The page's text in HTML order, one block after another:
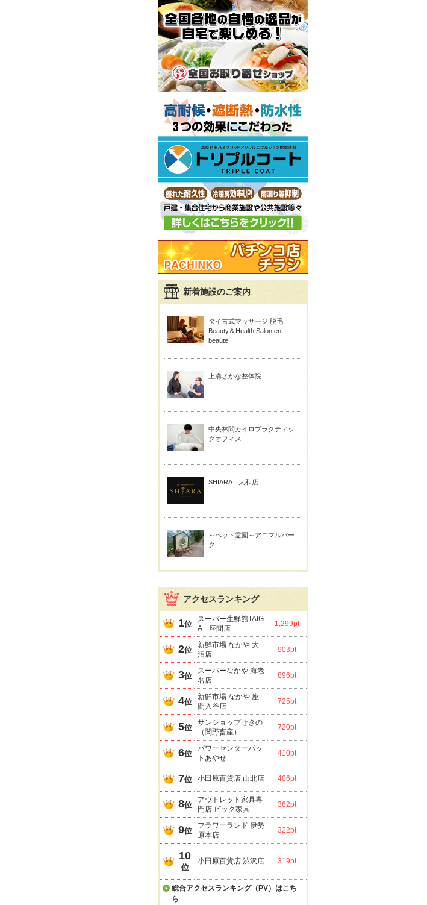
新着施設のご案内
タイ古式マッサージ 脱毛
Beauty＆Health Salon en
beaute
上溝さかな整体院
中央林間カイロプラクティッ
クオフィス
SHIARA 大和店
～ペット霊園～アニマルパー
ク
アクセスランキング
1位
スーパー生鮮館TAIG
A 座間店
1,299pt
2位
新鮮市場 なかや 大
沼店
903pt
3位
スーパーなかや 海老
名店
896pt
4位
新鮮市場 なかや 座
間入谷店
725pt
5位
サンショップせきの
（関野畜産）
720pt
6位
パワーセンターパッ
トあやせ
410pt
7位 小田原百貨店 山北店 406pt
8位
アウトレット家具専
門店 ビック家具
362pt
9位
フラワーランド 伊勢
原本店
322pt
10
位
小田原百貨店 渋沢店 319pt
総合アクセスランキング（PV）はこち
ら